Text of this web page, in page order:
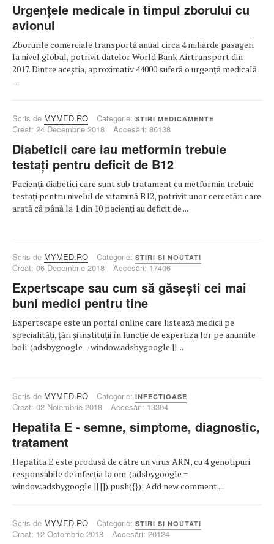
Urgențele medicale în timpul zborului cu
avionul
Zborurile comerciale transportă anual circa 4 miliarde pasageri
la nivel global, potrivit datelor World Bank Airtransport din
2017. Dintre aceștia, aproximativ 44000 suferă o urgență medicală
...
Scris de MYMED.RO Categorie: STIRI MEDICAMENTE
Creat: 24 Decembrie 2018 Accesări: 86138
Diabeticii care iau metformin trebuie
testați pentru deficit de B12
Pacienții diabetici care sunt sub tratament cu metformin trebuie
testați pentru nivelul de vitamină B12, potrivit unor cercetări care
arată că până la 1 din 10 pacienți au deficit de ...
Scris de MYMED.RO Categorie: STIRI SI NOUTATI
Creat: 06 Decembrie 2018 Accesări: 17406
Expertscape sau cum să găsești cei mai
buni medici pentru tine
Expertscape este un portal online care listează medicii pe
specialități, țări și instituții în funcție de expertiza lor pe anumite
boli. (adsbygoogle = window.adsbygoogle || ...
Scris de MYMED.RO Categorie: INFECTIOASE
Creat: 02 Noiembrie 2018 Accesări: 13304
Hepatita E - semne, simptome, diagnostic,
tratament
Hepatita E este produsă de către un virus ARN, cu 4 genotipuri
responsabile de infecția la om. (adsbygoogle =
window.adsbygoogle || []).push({}); Add new comment ...
Scris de MYMED.RO Categorie: STIRI SI NOUTATI
Creat: 12 Octombrie 2018 Accesări: 20124